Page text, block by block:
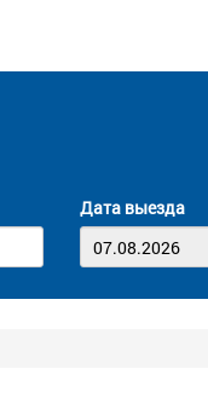
Дата выезда